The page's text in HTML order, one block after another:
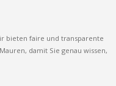
bieten faire und transparente
damit Sie genau wissen,